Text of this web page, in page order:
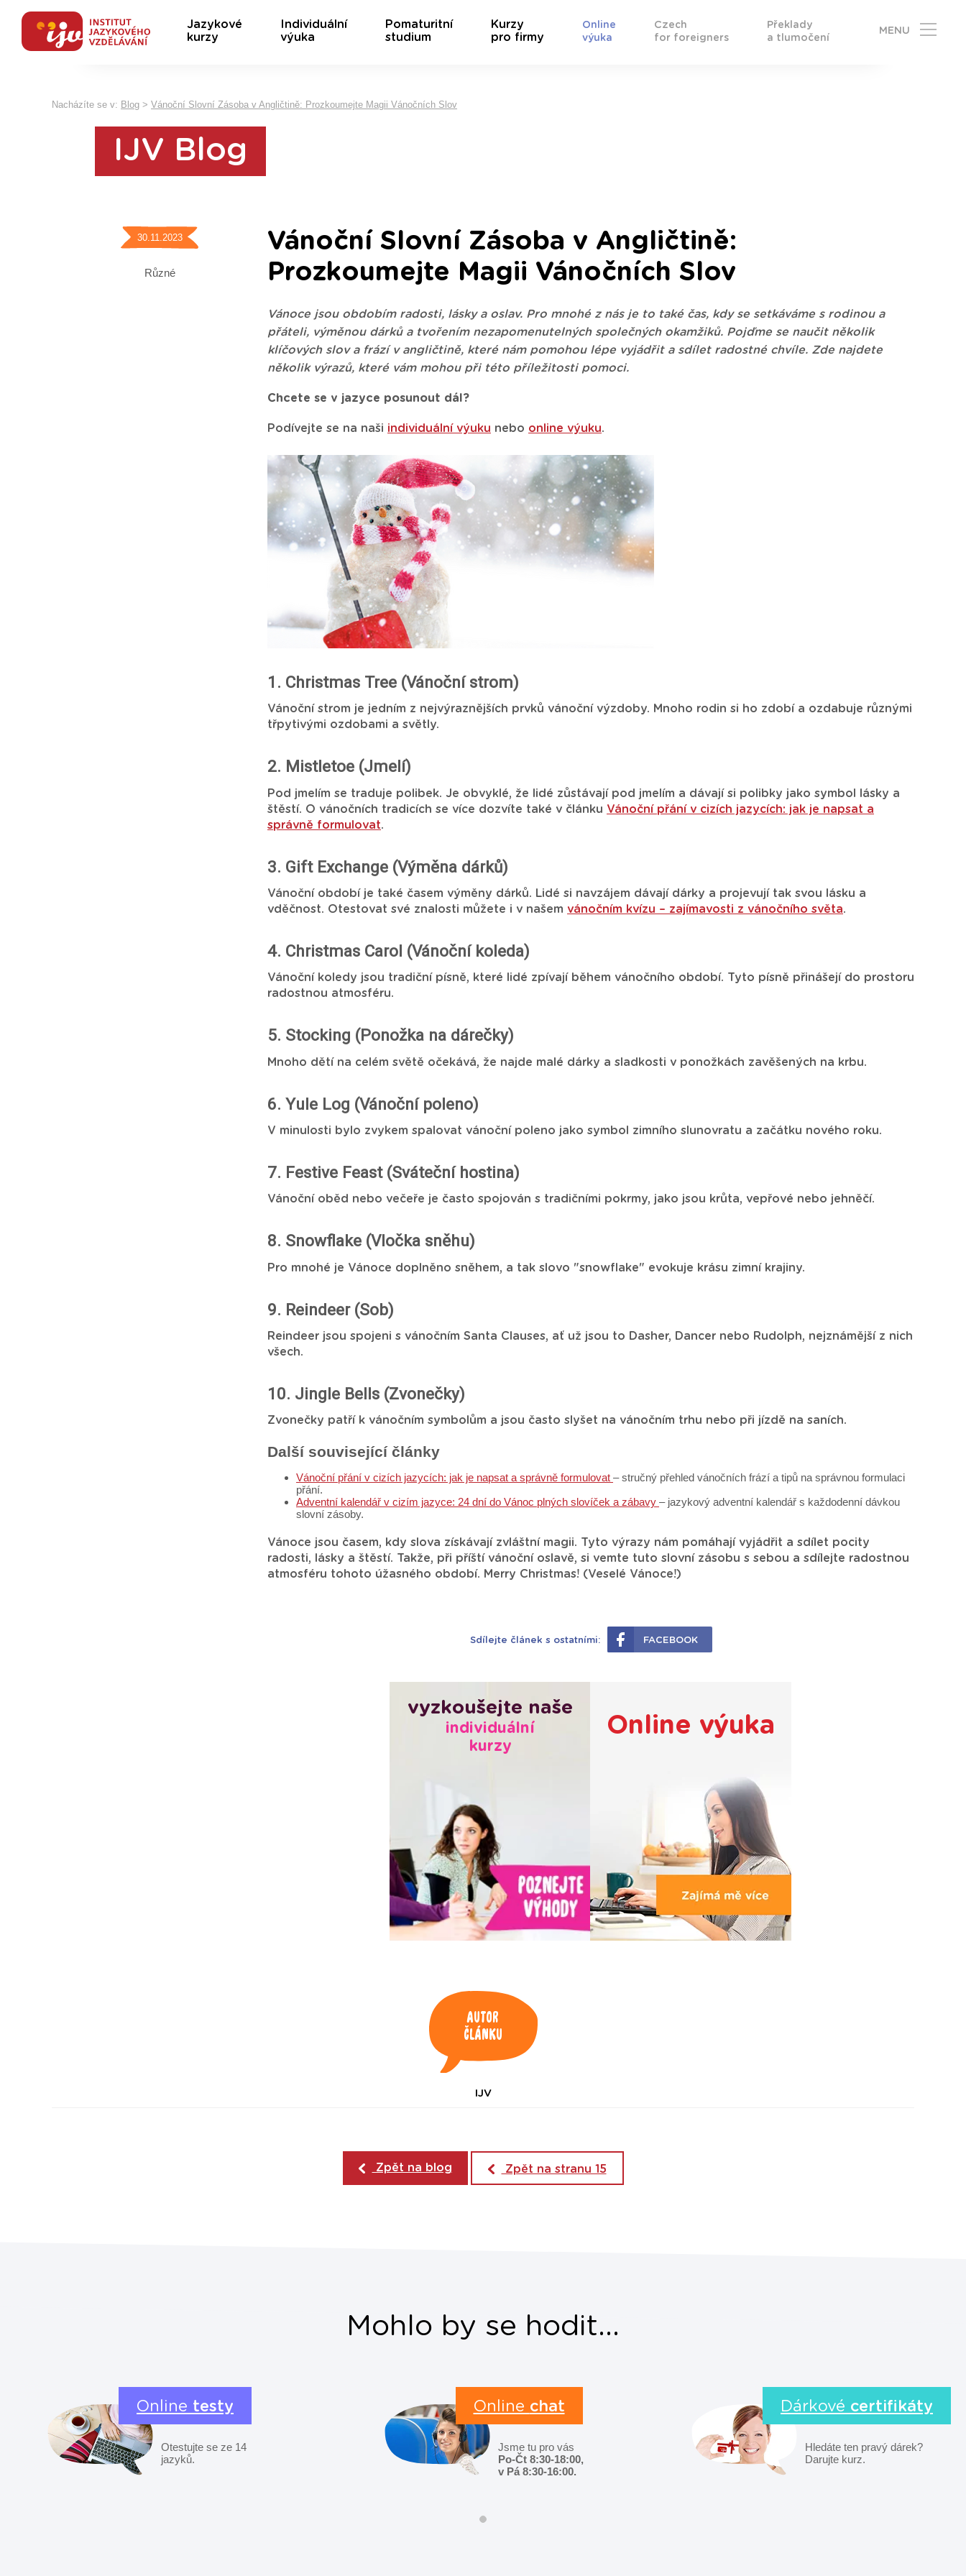
Jazykové
kurzy
Individuální
výuka
Pomaturitní
studium
Kurzy
pro firmy
Online
výuka
Czech
for foreigners
Překlady
a tlumočení
MENU
Nacházíte se v: Blog > Vánoční Slovní Zásoba v Angličtině: Prozkoumejte Magii Vánočních Slov
IJV Blog
Vánoční Slovní Zásoba v Angličtině:
Prozkoumejte Magii Vánočních Slov
30.11.2023
Různé
Vánoce jsou obdobím radosti, lásky a oslav. Pro mnohé z nás je to také čas, kdy se setkáváme s rodinou a
přáteli, výměnou dárků a tvořením nezapomenutelných společných okamžiků. Pojďme se naučit několik
klíčových slov a frází v angličtině, které nám pomohou lépe vyjádřit a sdílet radostné chvíle. Zde najdete
několik výrazů, které vám mohou při této příležitosti pomoci.
Chcete se v jazyce posunout dál?
Podívejte se na naši individuální výuku nebo online výuku.
1. Christmas Tree (Vánoční strom)
Vánoční strom je jedním z nejvýraznějších prvků vánoční výzdoby. Mnoho rodin si ho zdobí a ozdabuje různými
třpytivými ozdobami a světly.
2. Mistletoe (Jmelí)
Pod jmelím se traduje polibek. Je obvyklé, že lidé zůstávají pod jmelím a dávají si polibky jako symbol lásky a
štěstí. O vánočních tradicích se více dozvíte také v článku Vánoční přání v cizích jazycích: jak je napsat a
správně formulovat.
3. Gift Exchange (Výměna dárků)
Vánoční období je také časem výměny dárků. Lidé si navzájem dávají dárky a projevují tak svou lásku a
vděčnost. Otestovat své znalosti můžete i v našem vánočním kvízu – zajímavosti z vánočního světa.
4. Christmas Carol (Vánoční koleda)
Vánoční koledy jsou tradiční písně, které lidé zpívají během vánočního období. Tyto písně přinášejí do prostoru
radostnou atmosféru.
5. Stocking (Ponožka na dárečky)
Mnoho dětí na celém světě očekává, že najde malé dárky a sladkosti v ponožkách zavěšených na krbu.
6. Yule Log (Vánoční poleno)
V minulosti bylo zvykem spalovat vánoční poleno jako symbol zimního slunovratu a začátku nového roku.
7. Festive Feast (Sváteční hostina)
Vánoční oběd nebo večeře je často spojován s tradičními pokrmy, jako jsou krůta, vepřové nebo jehněčí.
8. Snowflake (Vločka sněhu)
Pro mnohé je Vánoce doplněno sněhem, a tak slovo "snowflake" evokuje krásu zimní krajiny.
9. Reindeer (Sob)
Reindeer jsou spojeni s vánočním Santa Clauses, ať už jsou to Dasher, Dancer nebo Rudolph, nejznámější z nich
všech.
10. Jingle Bells (Zvonečky)
Zvonečky patří k vánočním symbolům a jsou často slyšet na vánočním trhu nebo při jízdě na saních.
Další související články
Vánoční přání v cizích jazycích: jak je napsat a správně formulovat – stručný přehled vánočních frází a tipů na správnou formulaci
přání.
Adventní kalendář v cizím jazyce: 24 dní do Vánoc plných slovíček a zábavy – jazykový adventní kalendář s každodenní dávkou
slovní zásoby.
Vánoce jsou časem, kdy slova získávají zvláštní magii. Tyto výrazy nám pomáhají vyjádřit a sdílet pocity
radosti, lásky a štěstí. Takže, při příští vánoční oslavě, si vemte tuto slovní zásobu s sebou a sdílejte radostnou
atmosféru tohoto úžasného období. Merry Christmas! (Veselé Vánoce!)
Sdílejte článek s ostatními: FACEBOOK
vyzkoušejte naše
individuální
kurzy
Online výuka
Autor
článku
IJV
Zpět na blog Zpět na stranu 15
Mohlo by se hodit...
Online testy
Otestujte se ze 14
jazyků.
Online chat
Jsme tu pro vás
Po-Čt 8:30-18:00,
v Pá 8:30-16:00.
Dárkové certifikáty
Hledáte ten pravý dárek?
Darujte kurz.